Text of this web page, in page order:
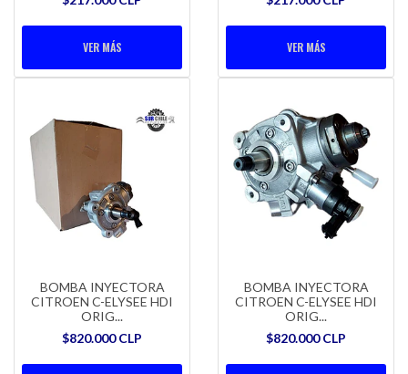
VER MÁS VER MÁS
BOMBA INYECTORA
CITROEN C-ELYSEE HDI
ORIG...
$820.000 CLP
BOMBA INYECTORA
CITROEN C-ELYSEE HDI
ORIG...
$820.000 CLP